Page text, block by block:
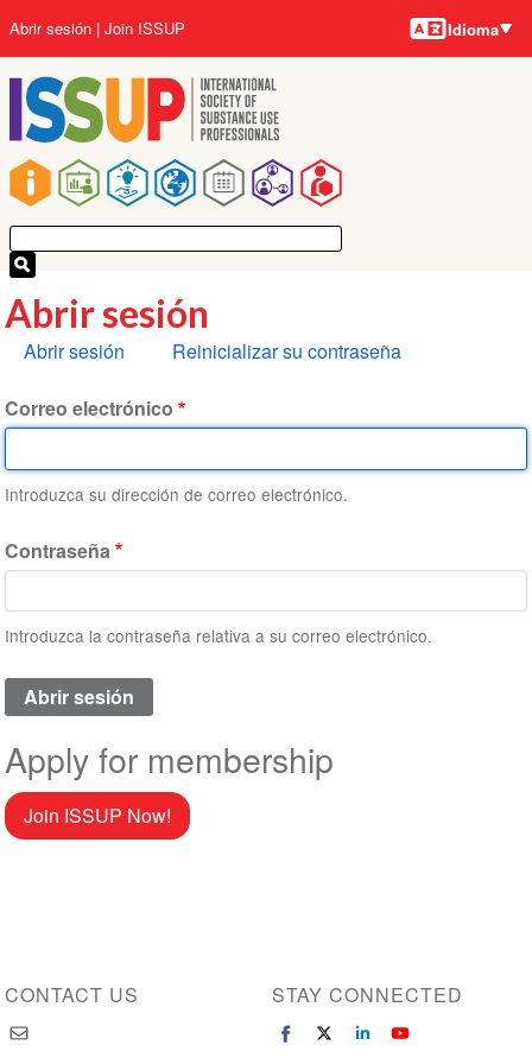
al
contenido
principal
Main
navigation
User
account
menu
Abrir sesión Join ISSUP Idiomas
Idioma
Abrir sesión
Solapas
Abrir sesión Reinicializar su contraseña
Correo electrónico
Introduzca su dirección de correo electrónico.
Contraseña
Introduzca la contraseña relativa a su correo electrónico.
Apply for membership
Join ISSUP Now!
CONTACT US STAY CONNECTED